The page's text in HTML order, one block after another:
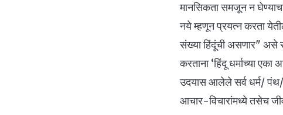
मानसिकता समजून न
नये म्हणून प्रयत्न करता
संख्या हिंदूंची असणार" असे
करताना ‘हिंदू धर्माच्या
उदयास आलेले सर्व धर्म/ पंथ/
आचार-विचारांमध्ये तसेच